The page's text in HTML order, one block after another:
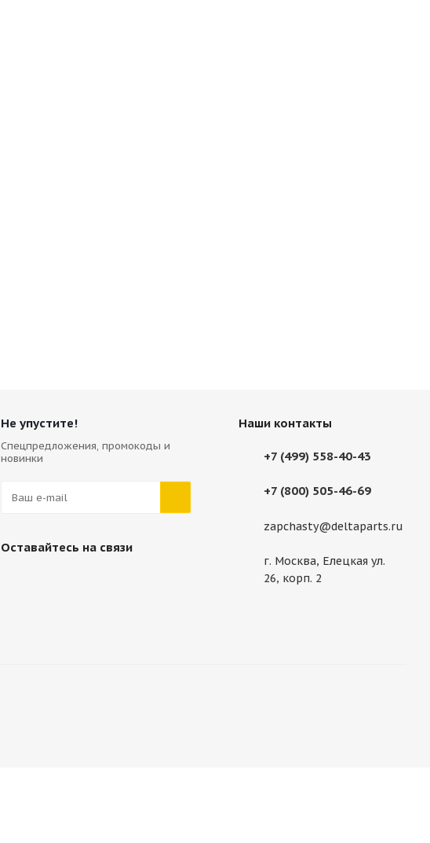
Не упустите!
Спецпредложения, промокоды и
новинки
Оставайтесь на связи
Наши контакты
+7 (499) 558-40-43
+7 (800) 505-46-69
zapchasty@deltaparts.ru
г. Москва, Елецкая ул.
26, корп. 2